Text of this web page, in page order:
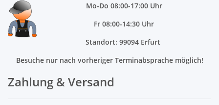
Mo-Do 08:00-17:00 Uhr
Fr 08:00-14:30 Uhr
Standort: 99094 Erfurt
Besuche nur nach vorheriger Terminabsprache möglich!
Zahlung & Versand